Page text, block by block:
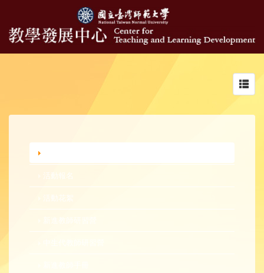
活動報名
活動花絮
新進教師研習營